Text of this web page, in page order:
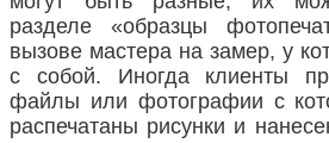
разделе «образцы
вызове мастера на замер, у
с собой. Иногда клиенты
файлы или фотографии с
распечатаны рисунки и